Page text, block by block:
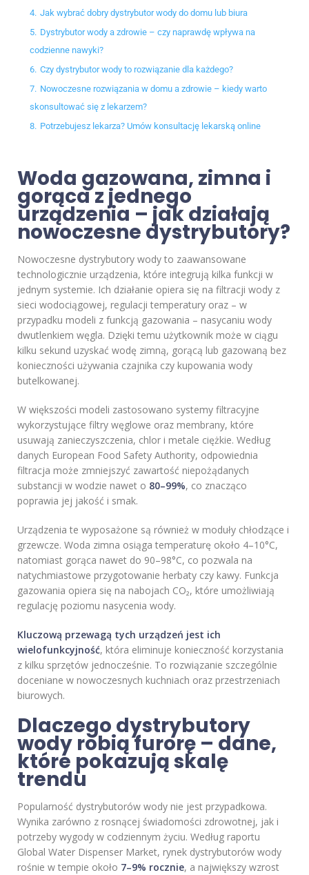
4. Jak wybrać dobry dystrybutor wody do domu lub biura
5. Dystrybutor wody a zdrowie – czy naprawdę wpływa na
codzienne nawyki?
6. Czy dystrybutor wody to rozwiązanie dla każdego?
7. Nowoczesne rozwiązania w domu a zdrowie – kiedy warto
skonsultować się z lekarzem?
8. Potrzebujesz lekarza? Umów konsultację lekarską online
Woda gazowana, zimna i
gorąca z jednego
urządzenia – jak działają
nowoczesne dystrybutory?
Nowoczesne dystrybutory wody to zaawansowane
technologicznie urządzenia, które integrują kilka funkcji w
jednym systemie. Ich działanie opiera się na filtracji wody z
sieci wodociągowej, regulacji temperatury oraz – w
przypadku modeli z funkcją gazowania – nasycaniu wody
dwutlenkiem węgla. Dzięki temu użytkownik może w ciągu
kilku sekund uzyskać wodę zimną, gorącą lub gazowaną bez
konieczności używania czajnika czy kupowania wody
butelkowanej.
W większości modeli zastosowano systemy filtracyjne
wykorzystujące filtry węglowe oraz membrany, które
usuwają zanieczyszczenia, chlor i metale ciężkie. Według
danych European Food Safety Authority, odpowiednia
filtracja może zmniejszyć zawartość niepożądanych
substancji w wodzie nawet o 80–99%, co znacząco
poprawia jej jakość i smak.
Urządzenia te wyposażone są również w moduły chłodzące i
grzewcze. Woda zimna osiąga temperaturę około 4–10°C,
natomiast gorąca nawet do 90–98°C, co pozwala na
natychmiastowe przygotowanie herbaty czy kawy. Funkcja
gazowania opiera się na nabojach CO₂, które umożliwiają
regulację poziomu nasycenia wody.
Kluczową przewagą tych urządzeń jest ich
wielofunkcyjność, która eliminuje konieczność korzystania
z kilku sprzętów jednocześnie. To rozwiązanie szczególnie
doceniane w nowoczesnych kuchniach oraz przestrzeniach
biurowych.
Dlaczego dystrybutory
wody robią furorę – dane,
które pokazują skalę
trendu
Popularność dystrybutorów wody nie jest przypadkowa.
Wynika zarówno z rosnącej świadomości zdrowotnej, jak i
potrzeby wygody w codziennym życiu. Według raportu
Global Water Dispenser Market, rynek dystrybutorów wody
rośnie w tempie około 7–9% rocznie, a największy wzrost